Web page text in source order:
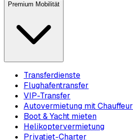
Premium Mobilität
Transferdienste
Flughafentransfer
VIP-Transfer
Autovermietung mit Chauffeur
Boot & Yacht mieten
Helikoptervermietung
Privatjet-Charter